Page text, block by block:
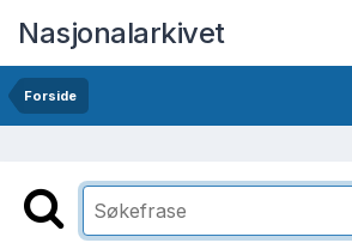
Nasjonalarkivet
Forside